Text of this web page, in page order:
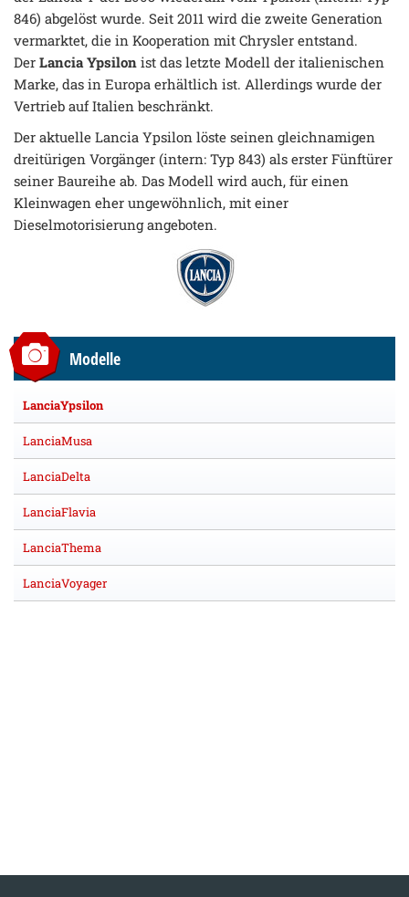
846) abgelöst wurde. Seit 2011 wird die zweite Generation
vermarktet, die in Kooperation mit Chrysler entstand.
Der Lancia Ypsilon ist das letzte Modell der italienischen
Marke, das in Europa erhältlich ist. Allerdings wurde der
Vertrieb auf Italien beschränkt.
Der aktuelle Lancia Ypsilon löste seinen gleichnamigen
dreitürigen Vorgänger (intern: Typ 843) als erster Fünftürer
seiner Baureihe ab. Das Modell wird auch, für einen
Kleinwagen eher ungewöhnlich, mit einer
Dieselmotorisierung angeboten.
Modelle
LanciaYpsilon
LanciaMusa
LanciaDelta
LanciaFlavia
LanciaThema
LanciaVoyager